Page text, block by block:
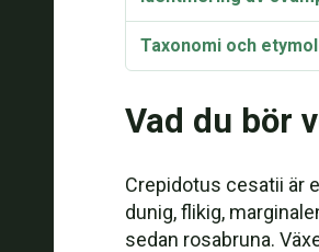
Taxonomi och
Vad du bör
Crepidotus cesatii är
dunig, flikig,
sedan rosabruna.